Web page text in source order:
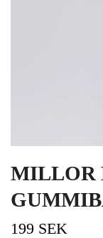
MILLOR
199 SEK